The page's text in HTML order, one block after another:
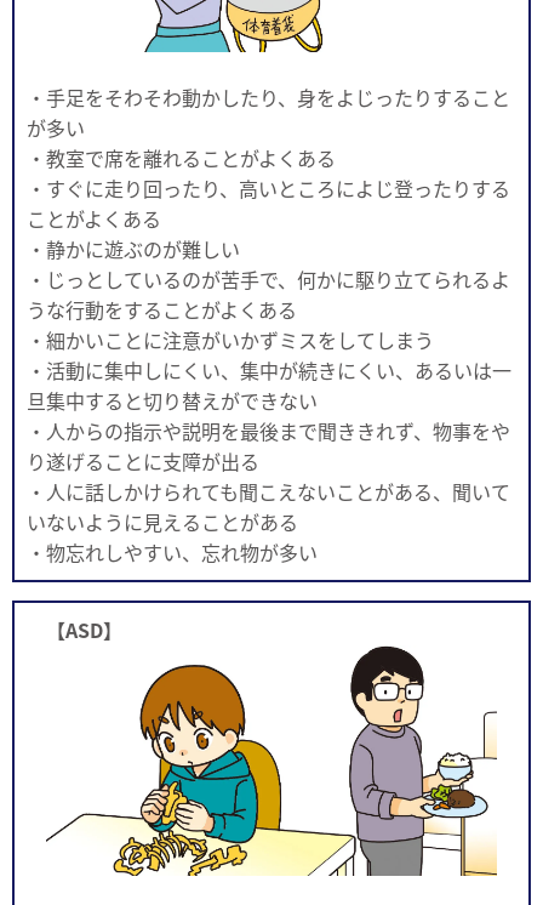
・手足をそわそわ動かしたり、身をよじったりすること
が多い
・教室で席を離れることがよくある
・すぐに走り回ったり、高いところによじ登ったりする
ことがよくある
・静かに遊ぶのが難しい
・じっとしているのが苦手で、何かに駆り立てられるよ
うな行動をすることがよくある
・細かいことに注意がいかずミスをしてしまう
・活動に集中しにくい、集中が続きにくい、あるいは一
旦集中すると切り替えができない
・人からの指示や説明を最後まで聞ききれず、物事をや
り遂げることに支障が出る
・人に話しかけられても聞こえないことがある、聞いて
いないように見えることがある
・物忘れしやすい、忘れ物が多い
【ASD】